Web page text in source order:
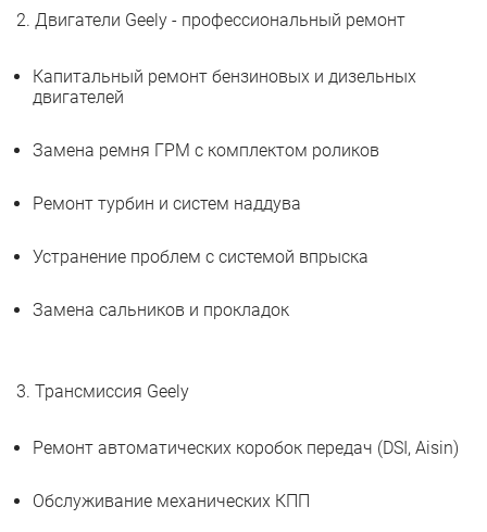
2. Двигатели Geely - профессиональный ремонт
Капитальный ремонт бензиновых и дизельных
двигателей
Замена ремня ГРМ с комплектом роликов
Ремонт турбин и систем наддува
Устранение проблем с системой впрыска
Замена сальников и прокладок
3. Трансмиссия Geely
Ремонт автоматических коробок передач (DSI, Aisin)
Обслуживание механических КПП